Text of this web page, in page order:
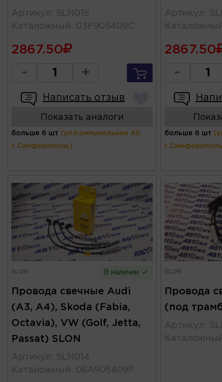
Артикул : SLN015
Каталожный : 03F905409C
2867.50
- +
Написать отзыв
Показать аналоги
больше 6 шт (ул.Коммунальная 43,
г.Симферополь)
Артикул :
2867.50
-
больше 6 шт
SLON В наличии
Провода свечные Audi
(A3, A4), Skoda (Fabia,
Octavia), VW (Golf, Jetta,
Passat) SLON
Артикул : SLN014
Каталожный : 06A905409P
SLON
Провода
(под
Артикул :